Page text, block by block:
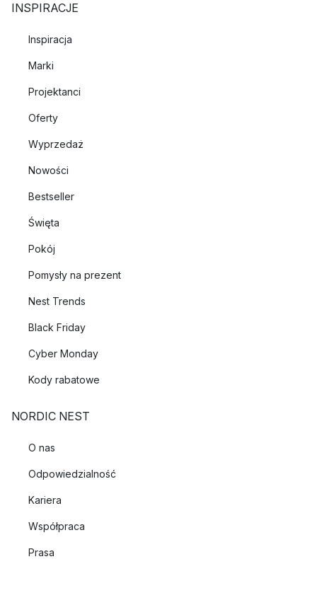
INSPIRACJE
Inspiracja
Marki
Projektanci
Oferty
Wyprzedaż
Nowości
Bestseller
Święta
Pokój
Pomysły na prezent
Nest Trends
Black Friday
Cyber Monday
Kody rabatowe
NORDIC NEST
O nas
Odpowiedzialność
Kariera
Współpraca
Prasa